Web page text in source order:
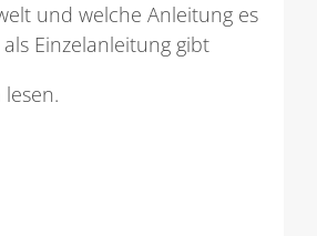
und welche Anleitung es
Einzelanleitung gibt